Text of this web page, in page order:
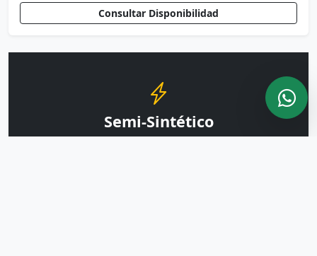
Consultar Disponibilidad
Semi-Sintético